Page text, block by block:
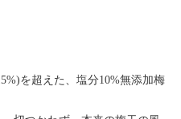
を超えた、塩分10%無添加梅